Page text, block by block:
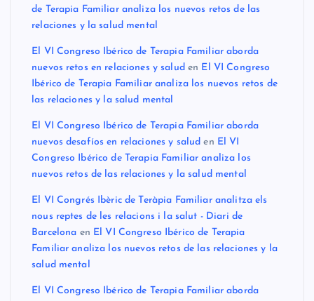
de Terapia Familiar analiza los nuevos retos de las
relaciones y la salud mental
El VI Congreso Ibérico de Terapia Familiar aborda
nuevos retos en relaciones y saluden El VI Congreso
Ibérico de Terapia Familiar analiza los nuevos retos de
las relaciones y la salud mental
El VI Congreso Ibérico de Terapia Familiar aborda
nuevos desafíos en relaciones y salud en El VI
Congreso Ibérico de Terapia Familiar analiza los
nuevos retos de las relaciones y la salud mental
El VI Congrés Ibèric de Teràpia Familiar analitza els
nous reptes de les relacions i la salut - Diari de
Barcelona en El VI Congreso Ibérico de Terapia
Familiar analiza los nuevos retos de las relaciones y la
salud mental
El VI Congreso Ibérico de Terapia Familiar aborda